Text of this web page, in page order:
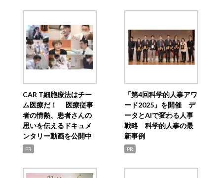
CAR T細胞療法はチー
ム医療だ！ 医療従事
者の情熱、患者さんの
思いを伝えるドキュメ
ンタリー動画を公開中
PR
「第4回科学的人事アワ
ード2025」を開催 デ
ータとAIで変わる人事
戦略 科学的人事の最
新事例
PR